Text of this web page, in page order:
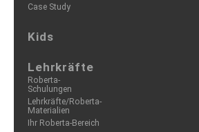
Case Study
Kids
Lehrkräfte
Roberta-
Schulungen
Lehrkräfte/Roberta-
Materialien
Ihr Roberta-Bereich